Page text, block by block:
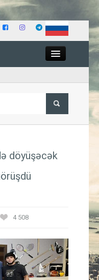
İqtisadiyyat
Güney Azərbaycan
Mədəniyyət
döyüşəcək
4 508